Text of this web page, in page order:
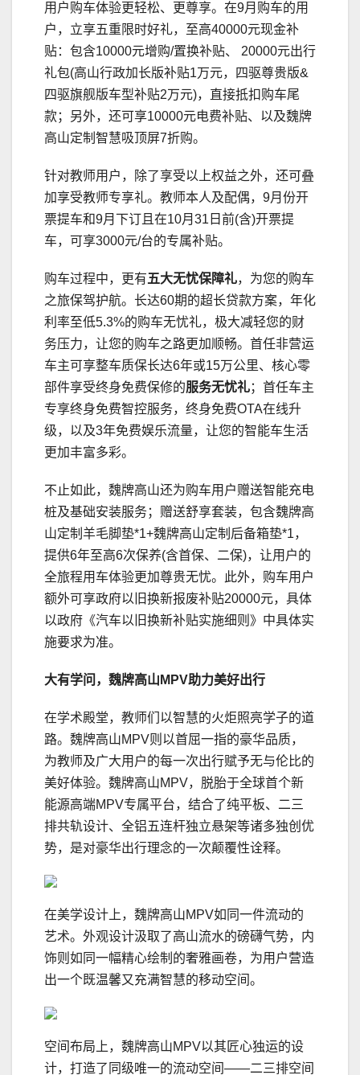
用户购车体验更轻松、更尊享。在9月购车的用
户，立享五重限时好礼，至高40000元现金补
贴：包含10000元增购/置换补贴、 20000元出行
礼包(高山行政加长版补贴1万元，四驱尊贵版&
四驱旗舰版车型补贴2万元)，直接抵扣购车尾
款；另外，还可享10000元电费补贴、以及魏牌
高山定制智慧吸顶屏7折购。
针对教师用户，除了享受以上权益之外，还可叠
加享受教师专享礼。教师本人及配偶，9月份开
票提车和9月下订且在10月31日前(含)开票提
车，可享3000元/台的专属补贴。
购车过程中，更有五大无忧保障礼，为您的购车
之旅保驾护航。长达60期的超长贷款方案，年化
利率至低5.3%的购车无忧礼，极大减轻您的财
务压力，让您的购车之路更加顺畅。首任非营运
车主可享整车质保长达6年或15万公里、核心零
部件享受终身免费保修的服务无忧礼；首任车主
专享终身免费智控服务，终身免费OTA在线升
级，以及3年免费娱乐流量，让您的智能车生活
更加丰富多彩。
不止如此，魏牌高山还为购车用户赠送智能充电
桩及基础安装服务；赠送舒享套装，包含魏牌高
山定制羊毛脚垫*1+魏牌高山定制后备箱垫*1，
提供6年至高6次保养(含首保、二保)，让用户的
全旅程用车体验更加尊贵无忧。此外，购车用户
额外可享政府以旧换新报废补贴20000元，具体
以政府《汽车以旧换新补贴实施细则》中具体实
施要求为准。
大有学问 ， 魏牌高山 MPV助力美好出行
在学术殿堂，教师们以智慧的火炬照亮学子的道
路。魏牌高山MPV则以首屈一指的豪华品质，
为教师及广大用户的每一次出行赋予无与伦比的
美好体验。魏牌高山MPV，脱胎于全球首个新
能源高端MPV专属平台，结合了纯平板、二三
排共轨设计、全铝五连杆独立悬架等诸多独创优
势，是对豪华出行理念的一次颠覆性诠释。
在美学设计上，魏牌高山MPV如同一件流动的
艺术。外观设计汲取了高山流水的磅礴气势，内
饰则如同一幅精心绘制的奢雅画卷，为用户营造
出一个既温馨又充满智慧的移动空间。
空间布局上，魏牌高山MPV以其匠心独运的设
计，打造了同级唯一的流动空间——二三排空间